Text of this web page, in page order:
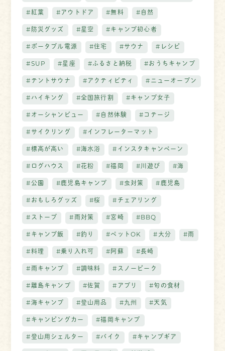
#紅葉 #アウトドア #無料 #自然
#防災グッズ #星空 #キャンプ初心者
#ポータブル電源 #住宅 #サウナ #レシピ
#SUP #星座 #ふるさと納税 #おうちキャンプ
#テントサウナ #アクティビティ #ニューオープン
#ハイキング #全国旅行割 #キャンプ女子
#オーシャンビュー #自然体験 #コテージ
#サイクリング #インフレーターマット
#標高が高い #海水浴 #インスタキャンペーン
#ログハウス #花粉 #福岡 #川遊び #海
#公園 #鹿児島キャンプ #虫対策 #鹿児島
#おもしろグッズ #桜 #チェアリング
#ストーブ #雨対策 #宮崎 #BBQ
#キャンプ飯 #釣り #ペットOK #大分 #雨
#料理 #乗り入れ可 #阿蘇 #長崎
#雨キャンプ #調味料 #スノーピーク
#離島キャンプ #佐賀 #アプリ #旬の食材
#海キャンプ #登山用品 #九州 #天気
#キャンピングカー #福岡キャンプ
#登山用シェルター #バイク #キャンプギア